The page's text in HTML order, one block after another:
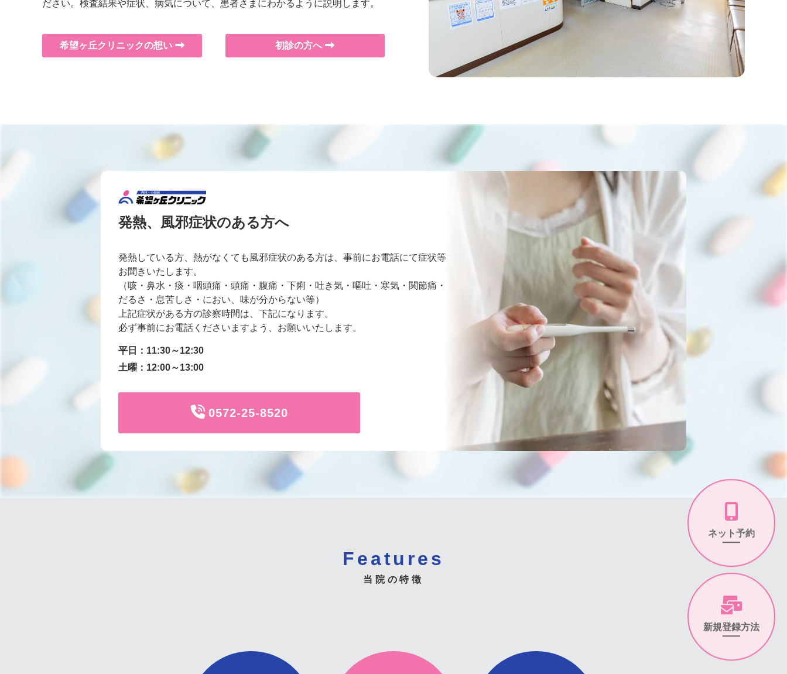
ネット予約
新規登録方法
ださい。検査結果や症状、病気について、患者さまにわかるように説明します。
希望ヶ丘クリニックの想い 初診の方へ
発熱、風邪症状のある方へ
発熱している方、熱がなくても風邪症状のある方は、事前にお電話にて症状等
お聞きいたします。
（咳・鼻水・痰・咽頭痛・頭痛・腹痛・下痢・吐き気・嘔吐・寒気・関節痛・
だるさ・息苦しさ・におい、味が分からない等）
上記症状がある方の診察時間は、下記になります。
必ず事前にお電話くださいますよう、お願いいたします。
平日：11:30～12:30
土曜：12:00～13:00
0572-25-8520
Features
当院の特徴